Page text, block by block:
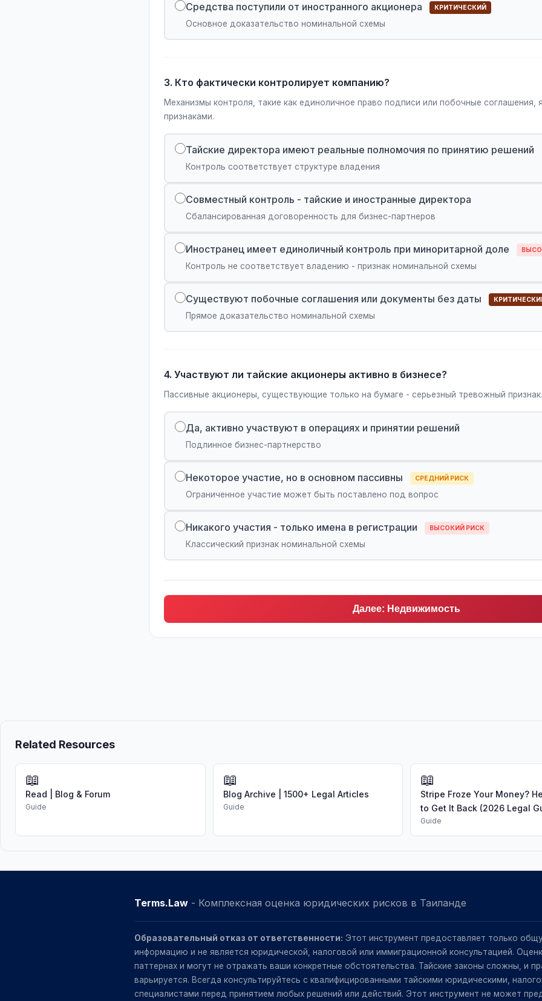
Средства поступили от иностранного акционера КРИТИЧЕСКИЙ
Основное доказательство номинальной схемы
3. Кто фактически контролирует компанию?
Механизмы контроля, такие как единоличное право подписи или побочные
признаками.
Тайские директора имеют реальные полномочия по принятию решений
Контроль соответствует структуре владения
Совместный контроль - тайские и иностранные директора
Сбалансированная договоренность для бизнес-партнеров
Иностранец имеет единоличный контроль при миноритарной доле
Контроль не соответствует владению - признак номинальной схемы
Существуют побочные соглашения или документы без даты
Прямое доказательство номинальной схемы
4. Участвуют ли тайские акционеры активно в бизнесе?
Пассивные акционеры, существующие только на бумаге - серьезный тревожный признак.
Да, активно участвуют в операциях и принятии решений
Подлинное бизнес-партнерство
Некоторое участие, но в основном пассивны СРЕДНИЙ РИСК
Ограниченное участие может быть поставлено под вопрос
Никакого участия - только имена в регистрации ВЫСОКИЙ РИСК
Классический признак номинальной схемы
Далее: Недвижимость
Related Resources
📖
Read | Blog & Forum
Guide
📖
Blog Archive | 1500+ Legal Articles
Guide
📖
Stripe Froze Your Money?
to Get It Back (2026 Legal
Guide
Terms.Law - Комплексная оценка юридических рисков в Таиланде
Образовательный отказ от ответственности: Этот инструмент предоставляет только
информацию и не является юридической, налоговой или иммиграционной консультацией.
паттернах и могут не отражать ваши конкретные обстоятельства. Тайские законы сложны, и
варьируется. Всегда консультируйтесь с квалифицированными тайскими юридическими,
специалистами перед принятием любых решений или действий. Этот инструмент не может